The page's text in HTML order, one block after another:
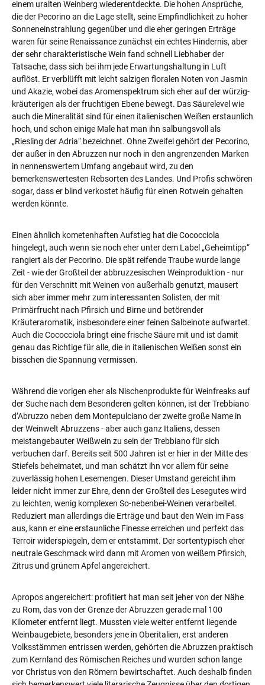
einem uralten Weinberg wiederentdeckte. Die hohen Ansprüche,
die der Pecorino an die Lage stellt, seine Empfindlichkeit zu hoher
Sonneneinstrahlung gegenüber und die eher geringen Erträge
waren für seine Renaissance zunächst ein echtes Hindernis, aber
der sehr charakteristische Wein fand schnell Liebhaber der
Tatsache, dass sich bei ihm jede Erwartungshaltung in Luft
auflöst. Er verblüfft mit leicht salzigen floralen Noten von Jasmin
und Akazie, wobei das Aromenspektrum sich eher auf der würzig-
kräuterigen als der fruchtigen Ebene bewegt. Das Säurelevel wie
auch die Mineralität sind für einen italienischen Weißen erstaunlich
hoch, und schon einige Male hat man ihn salbungsvoll als
„Riesling der Adria“ bezeichnet. Ohne Zweifel gehört der Pecorino,
der außer in den Abruzzen nur noch in den angrenzenden Marken
in nennenswertem Umfang angebaut wird, zu den
bemerkenswertesten Rebsorten des Landes. Und Profis schwören
sogar, dass er blind verkostet häufig für einen Rotwein gehalten
werden könnte.
Einen ähnlich kometenhaften Aufstieg hat die Cococciola
hingelegt, auch wenn sie noch eher unter dem Label „Geheimtipp“
rangiert als der Pecorino. Die spät reifende Traube wurde lange
Zeit - wie der Großteil der abbruzzesischen Weinproduktion - nur
für den Verschnitt mit Weinen von außerhalb genutzt, mausert
sich aber immer mehr zum interessanten Solisten, der mit
Primärfrucht nach Pfirsich und Birne und betörender
Kräuteraromatik, insbesondere einer feinen Salbeinote aufwartet.
Auch die Cococciola bringt eine frische Säure mit und ist damit
genau das Richtige für alle, die in italienischen Weißen sonst ein
bisschen die Spannung vermissen.
Während die vorigen eher als Nischenprodukte für Weinfreaks auf
der Suche nach dem Besonderen gelten können, ist der Trebbiano
d’Abruzzo neben dem Montepulciano der zweite große Name in
der Weinwelt Abruzzens - aber auch ganz Italiens, dessen
meistangebauter Weißwein zu sein der Trebbiano für sich
verbuchen darf. Bereits seit 500 Jahren ist er hier in der Mitte des
Stiefels beheimatet, und man schätzt ihn vor allem für seine
zuverlässig hohen Lesemengen. Dieser Umstand gereicht ihm
leider nicht immer zur Ehre, denn der Großteil des Lesegutes wird
zu leichten, wenig komplexen So-nebenbei-Weinen verarbeitet.
Reduziert man allerdings die Erträge und baut den Wein im Fass
aus, kann er eine erstaunliche Finesse erreichen und perfekt das
Terroir widerspiegeln, dem er entstammt. Der sortentypisch eher
neutrale Geschmack wird dann mit Aromen von weißem Pfirsich,
Zitrus und grünem Apfel angereichert.
Apropos angereichert: profitiert hat man seit jeher von der Nähe
zu Rom, das von der Grenze der Abruzzen gerade mal 100
Kilometer entfernt liegt. Mussten viele weiter entfernt liegende
Weinbaugebiete, besonders jene in Oberitalien, erst anderen
Volksstämmen entrissen werden, gehörten die Abruzzen praktisch
zum Kernland des Römischen Reiches und wurden schon lange
vor Christus von den Römern bewirtschaftet. Auch deshalb finden